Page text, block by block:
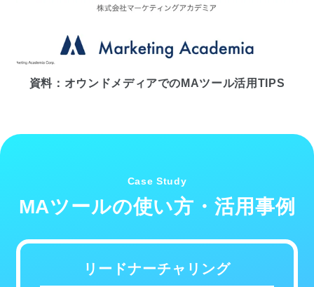
資料：オウンドメディアでのMAツール活用TIPS
Case Study
MAツールの使い方・活用事例
リードナーチャリング